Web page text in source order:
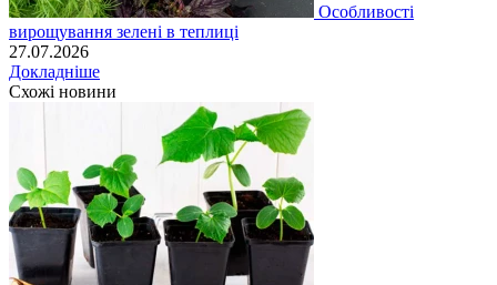
Особливості
вирощування зелені в теплиці
27.07.2026
Докладніше
Схожі новини